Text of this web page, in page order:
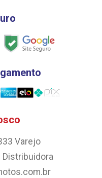
Varejo
Distribuidora